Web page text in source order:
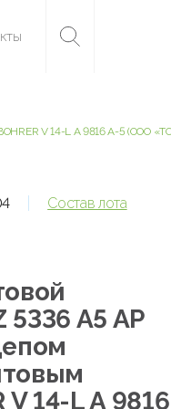
V 14-L A 9816 A-5 (ООО
Состав лота
A5 AP
V 14-L A 9816